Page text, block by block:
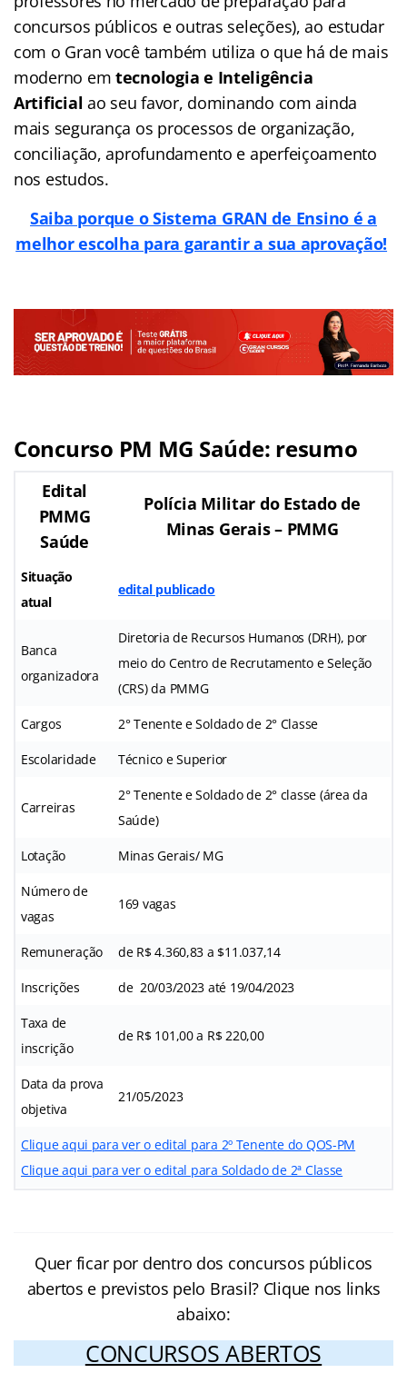
concursos públicos e outras seleções), ao estudar
com o Gran você também utiliza o que há de mais
moderno emtecnologia e Inteligência
Artificial ao seu favor, dominando com ainda
mais segurança os processos de organização,
conciliação, aprofundamento e aperfeiçoamento
nos estudos.
Saiba porque o Sistema GRAN de Ensino é a
melhor escolha para garantir a sua aprovação!
Concurso PM MG Saúde: resumo
Edital
PMMG
Saúde
Polícia Militar do Estado de
Minas Gerais – PMMG
Situação
atual
edital publicado
Banca
organizadora
Diretoria de Recursos Humanos (DRH), por
meio do Centro de Recrutamento e Seleção
(CRS) da PMMG
Cargos 2° Tenente e Soldado de 2° Classe
Escolaridade Técnico e Superior
Carreiras
2° Tenente e Soldado de 2° classe (área da
Saúde)
Lotação Minas Gerais/ MG
Número de
vagas
169 vagas
Remuneração de R$ 4.360,83 a $11.037,14
Inscrições de 20/03/2023 até 19/04/2023
Taxa de
inscrição
de R$ 101,00 a R$ 220,00
Data da prova
objetiva
21/05/2023
Clique aqui para ver o edital para 2º Tenente do QOS-PM
Clique aqui para ver o edital para Soldado de 2ª Classe
Quer ficar por dentro dos concursos públicos
abertos e previstos pelo Brasil? Clique nos links
abaixo:
CONCURSOS ABERTOS